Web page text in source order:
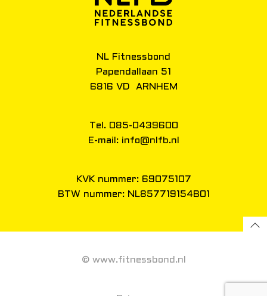
NL Fitnessbond
Papendallaan 51
6816 VD ARNHEM
Tel. 085-0439600
E-mail: info@nlfb.nl
KVK nummer: 69075107
BTW nummer: NL857719154B01
© www.fitnessbond.nl